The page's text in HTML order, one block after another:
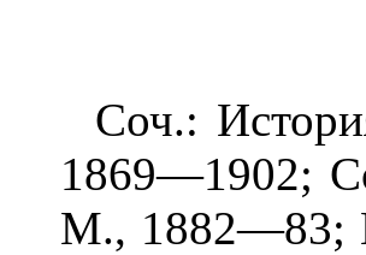
Соч.:
1869—1902;
М., 1882—83;